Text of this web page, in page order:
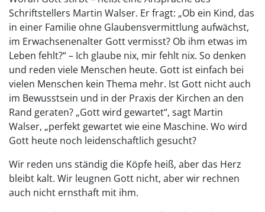
Schriftstellers Martin Walser. Er fragt: „Ob ein Kind, das
in einer Familie ohne Glaubensvermittlung aufwächst,
im Erwachsenenalter Gott vermisst? Ob ihm etwas im
Leben fehlt?“ – Ich glaube nix, mir fehlt nix. So denken
und reden viele Menschen heute. Gott ist einfach bei
vielen Menschen kein Thema mehr. Ist Gott nicht auch
im Bewusstsein und in der Praxis der Kirchen an den
Rand geraten? „Gott wird gewartet“, sagt Martin
Walser, „perfekt gewartet wie eine Maschine. Wo wird
Gott heute noch leidenschaftlich gesucht?
Wir reden uns ständig die Köpfe heiß, aber das Herz
bleibt kalt. Wir leugnen Gott nicht, aber wir rechnen
auch nicht ernsthaft mit ihm.